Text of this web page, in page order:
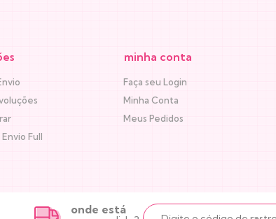
Full
minha conta
Faça seu Login
Minha Conta
Meus Pedidos
onde está